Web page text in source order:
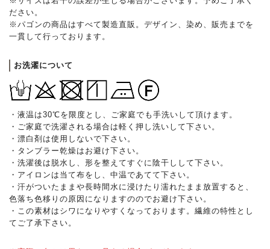
ださい。
※パゴンの商品はすべて製造直販。デザイン、染め、販売までを
一貫して行っております。
お洗濯について
・液温は30℃を限度とし、ご家庭でも手洗いして頂けます。
・ご家庭で洗濯される場合は軽く押し洗いして下さい。
・漂白剤は使用しないで下さい。
・タンブラー乾燥はお避け下さい。
・洗濯後は脱水し、形を整えてすぐに陰干しして下さい。
・アイロンは当て布をし、中温であてて下さい。
・汗がついたままや長時間水に浸けたり濡れたまま放置すると、
色落ち色移りの原因になりますののでお避け下さい。
・この素材はシワになりやすくなっております。繊維の特性とし
てご了承下さい。